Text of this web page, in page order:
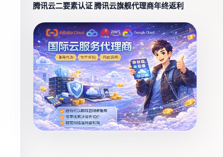
腾讯云二要素认证 腾讯云旗舰代理商年终返利